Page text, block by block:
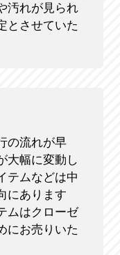
汚れが見られ
とさせていた
の流れが早
大幅に変動し
テムなどは中
にあります
ムはクローゼ
にお売りいた